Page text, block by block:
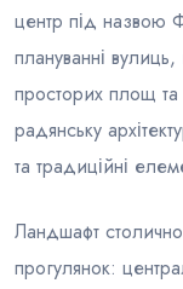
центр під назвою
плануванні
просторих площ та
радянську
та традиційні
Ландшафт
прогулянок: